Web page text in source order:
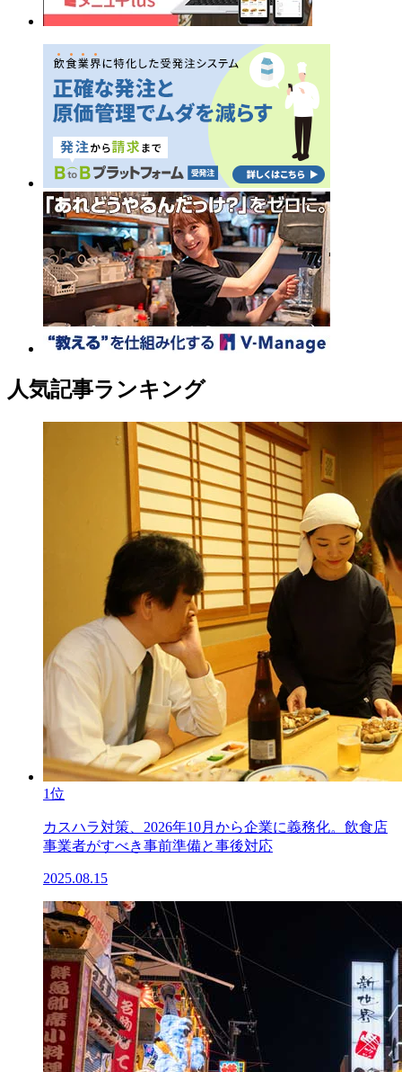
人気記事ランキング
1位
カスハラ対策、2026年10月から企業に義務化。飲食店
事業者がすべき事前準備と事後対応
2025.08.15